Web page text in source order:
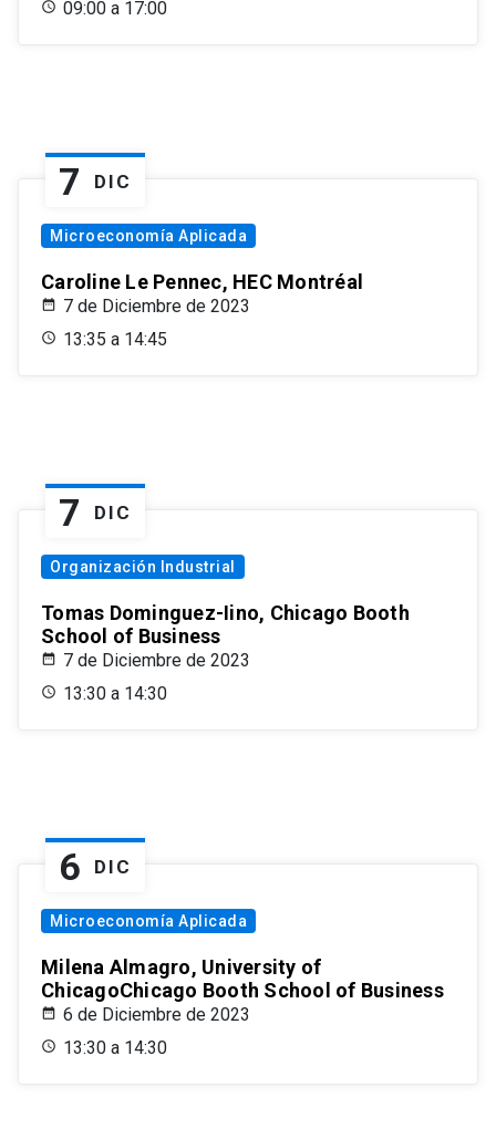
09:00 a 17:00
7 DIC
Microeconomía Aplicada
Caroline Le Pennec, HEC Montréal
7 de Diciembre de 2023
13:35 a 14:45
7 DIC
Organización Industrial
Tomas Dominguez-Iino, Chicago Booth
School of Business
7 de Diciembre de 2023
13:30 a 14:30
6 DIC
Microeconomía Aplicada
Milena Almagro, University of
ChicagoChicago Booth School of Business
6 de Diciembre de 2023
13:30 a 14:30